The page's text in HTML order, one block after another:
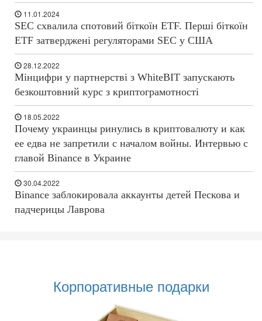
11.01.2024
SEC схвалила спотовий біткоїн ETF. Перші біткоїн
ETF затверджені регуляторами SEC у США
28.12.2022
Мінцифри у партнерстві з WhiteBIT запускають
безкоштовний курс з криптограмотності
18.05.2022
Почему украинцы ринулись в криптовалюту и как
ее едва не запретили с началом войны. Интервью с
главой Binance в Украине
30.04.2022
Binance заблокировала аккаунты детей Пескова и
падчерицы Лаврова
Корпоративные подарки